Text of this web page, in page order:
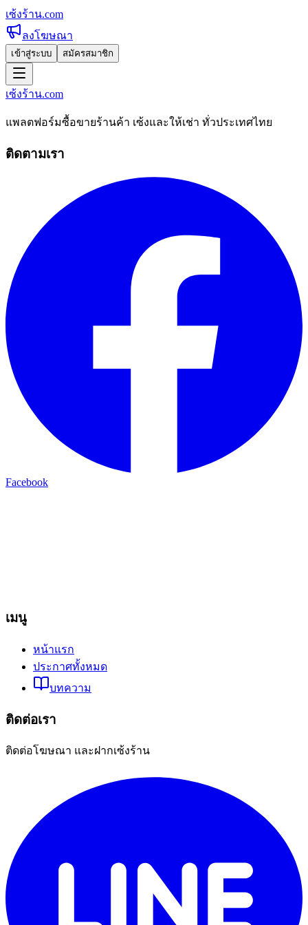
เซ้งร้าน.com
ลงโฆษณา
เข้าสู่ระบบ สมัครสมาชิก
เซ้งร้าน.com
แพลตฟอร์มซื้อขายร้านค้า เซ้งและให้เช่า ทั่วประเทศไทย
ติดตามเรา
Facebook
เมนู
หน้าแรก
ประกาศทั้งหมด
บทความ
ติดต่อเรา
ติดต่อโฆษณา และฝากเซ้งร้าน